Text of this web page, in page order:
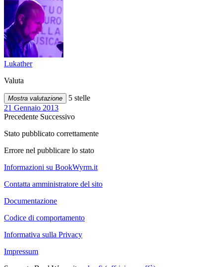
Lukather
Valuta
Mostra valutazione
5 stelle
21 Gennaio 2013
Precedente Successivo
Stato pubblicato correttamente
Errore nel pubblicare lo stato
Informazioni su BookWyrm.it
Contatta amministratore del sito
Documentazione
Codice di comportamento
Informativa sulla Privacy
Impressum